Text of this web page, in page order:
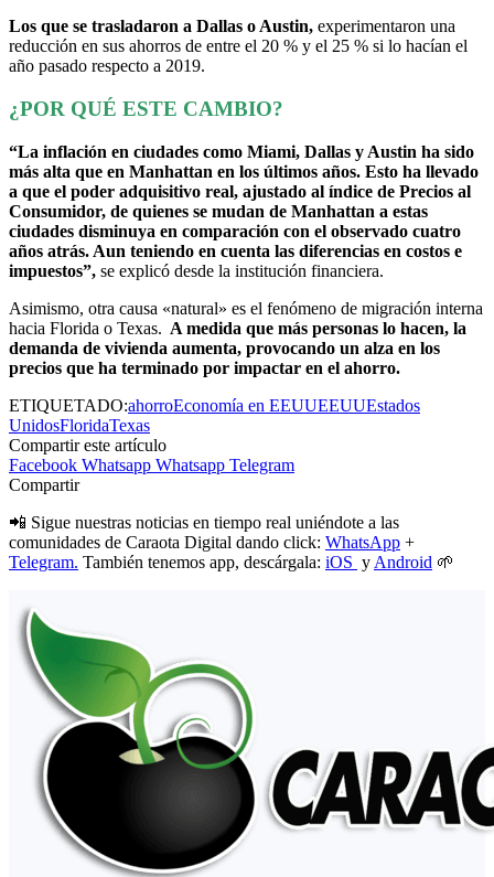
Los que se trasladaron a Dallas o Austin, experimentaron una
reducción en sus ahorros de entre el 20 % y el 25 % si lo hacían el
año pasado respecto a 2019.
¿POR QUÉ ESTE CAMBIO?
“La inflación en ciudades como Miami, Dallas y Austin ha sido
más alta que en Manhattan en los últimos años. Esto ha llevado
a que el poder adquisitivo real, ajustado al índice de Precios al
Consumidor, de quienes se mudan de Manhattan a estas
ciudades disminuya en comparación con el observado cuatro
años atrás. Aun teniendo en cuenta las diferencias en costos e
impuestos”, se explicó desde la institución financiera.
Asimismo, otra causa «natural» es el fenómeno de migración interna
hacia Florida o Texas. A medida que más personas lo hacen, la
demanda de vivienda aumenta, provocando un alza en los
precios que ha terminado por impactar en el ahorro.
ETIQUETADO:ahorroEconomía en EEUUEEUUEstados
UnidosFloridaTexas
Compartir este artículo
Facebook Whatsapp Whatsapp Telegram
Compartir
📲 Sigue nuestras noticias en tiempo real uniéndote a las
comunidades de Caraota Digital dando click: WhatsApp +
Telegram. También tenemos app, descárgala: iOS y Android 🌱